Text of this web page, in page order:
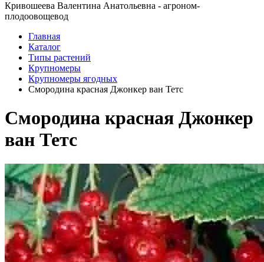
Кривошеева Валентина Анатольевна - агроном-
плодоовощевод
Главная
Каталог
Типы растений
Крупномеры
Крупномеры ягодных
Смородина красная Джонкер ван Тетс
Смородина красная Джонкер
ван Тетс